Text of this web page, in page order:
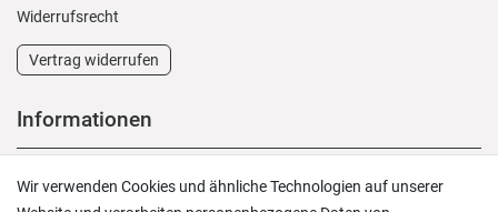
Widerrufs­recht
Vertrag widerrufen
Informationen
Versand und Zahlung
Rücksendungen
Wir verwenden Cookies und ähnliche Technologien auf unserer